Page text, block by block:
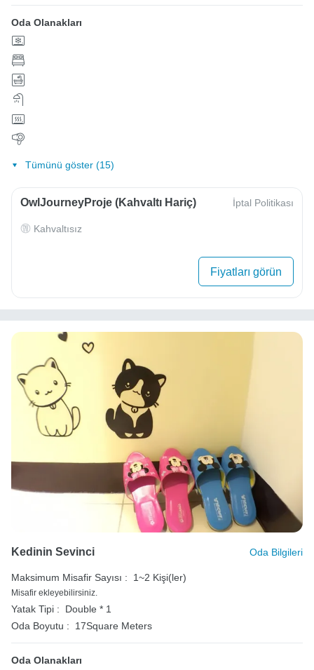
Oda Olanakları
Tümünü göster (15)
OwlJourneyProje (Kahvaltı Hariç) İptal Politikası
Kahvaltısız
Fiyatları görün
Kedinin Sevinci Oda Bilgileri
Maksimum Misafir Sayısı : 1~2 Kişi(ler)
Misafir ekleyebilirsiniz.
Yatak Tipi :
Double * 1
Oda Boyutu :
17Square Meters
Oda Olanakları